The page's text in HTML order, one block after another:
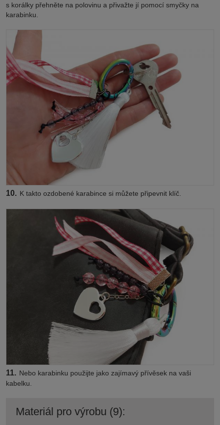
s korálky přehněte na polovinu a přivažte jí pomocí smyčky na
karabinku.
10. K takto ozdobené karabince si můžete připevnit klíč.
11. Nebo karabinku použijte jako zajímavý přívěsek na vaši
kabelku.
Materiál pro výrobu (9):